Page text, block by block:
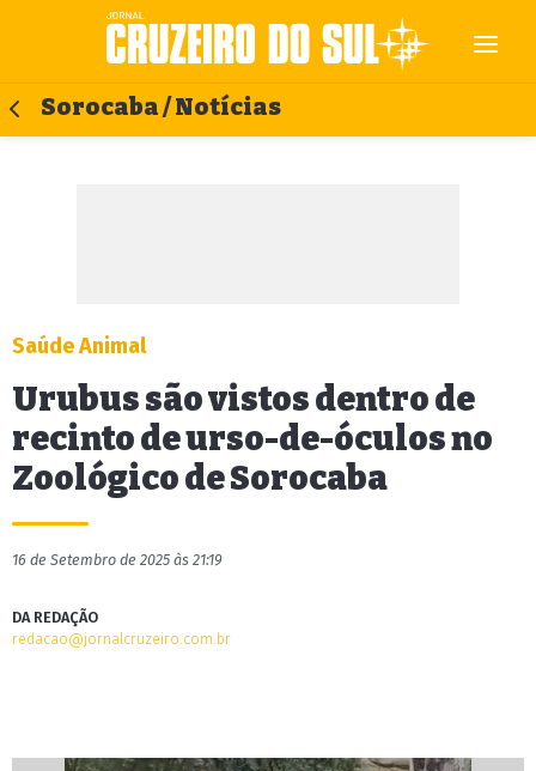
Sorocaba / Notícias
Saúde Animal
Urubus são vistos dentro de
recinto de urso-de-óculos no
Zoológico de Sorocaba
16 de Setembro de 2025 às 21:19
DA REDAÇÃO
redacao@jornalcruzeiro.com.br